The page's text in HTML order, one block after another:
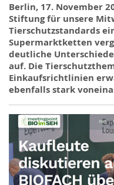
Berlin, 17. November
Stiftung für unsere
Tierschutzstandards
Supermarktketten
deutliche
auf. Die
Einkaufsrichtlinien
ebenfalls stark